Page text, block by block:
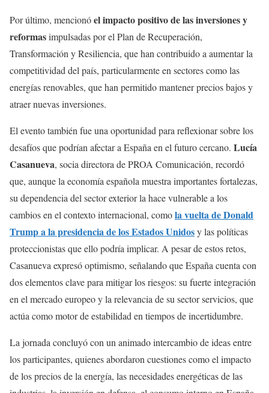
Por último, mencionóel impacto positivo de las inversiones y
reformasimpulsadas por el Plan de Recuperación,
Transformación y Resiliencia, que han contribuido a aumentar la
competitividad del país, particularmente en sectores como las
energías renovables, que han permitido mantener precios bajos y
atraer nuevas inversiones.
El evento también fue una oportunidad para reflexionar sobre los
desafíos que podrían afectar a España en el futuro cercano. Lucía
Casanueva, socia directora de PROA Comunicación, recordó
que, aunque la economía española muestra importantes fortalezas,
su dependencia del sector exterior la hace vulnerable a los
cambios en el contexto internacional, comola vuelta de Donald
Trump a la presidencia de los Estados Unidosy las políticas
proteccionistas que ello podría implicar. A pesar de estos retos,
Casanueva expresó optimismo, señalando que España cuenta con
dos elementos clave para mitigar los riesgos: su fuerte integración
en el mercado europeo y la relevancia de su sector servicios, que
actúa como motor de estabilidad en tiempos de incertidumbre.
La jornada concluyó con un animado intercambio de ideas entre
los participantes, quienes abordaron cuestiones como el impacto
de los precios de la energía, las necesidades energéticas de las